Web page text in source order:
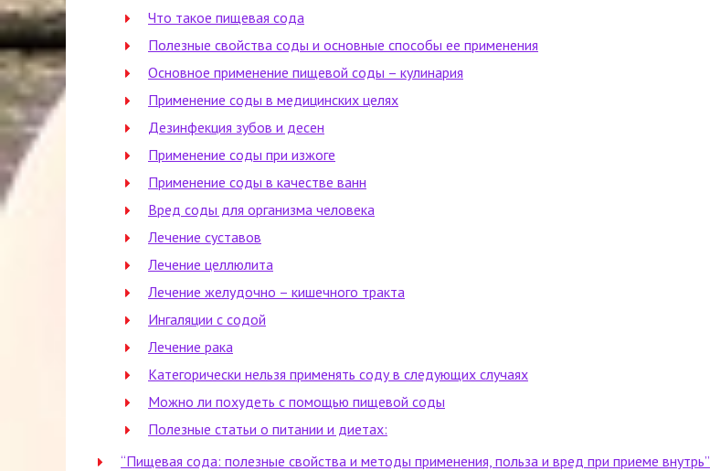
Что такое пищевая сода
Полезные свойства соды и основные способы ее применения
Основное применение пищевой соды – кулинария
Применение соды в медицинских целях
Дезинфекция зубов и десен
Применение соды при изжоге
Применение соды в качестве ванн
Вред соды для организма человека
Лечение суставов
Лечение целлюлита
Лечение желудочно – кишечного тракта
Ингаляции с содой
Лечение рака
Категорически нельзя применять соду в следующих случаях
Можно ли похудеть с помощью пищевой соды
Полезные статьи о питании и диетах:
“Пищевая сода: полезные свойства и методы применения, польза и вред при приеме внутрь”